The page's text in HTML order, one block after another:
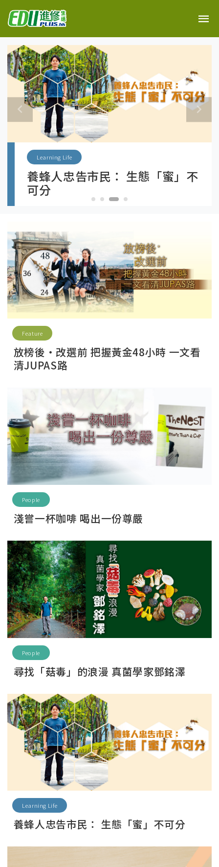
忠告市民： 生態「蜜」不
社會投
Feature
放榜後‧改選前 把握黃金48小時 一文看
清JUPAS路
People
淺嘗一杯咖啡 喝出一份尊嚴
People
尋找「菇毒」的浪漫 真菌學家鄧銘澤
Learning Life
養蜂人忠告市民： 生態「蜜」不可分